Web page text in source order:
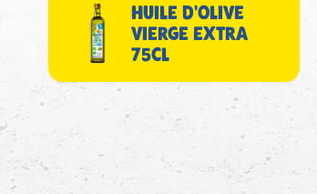
HUILE D'OLIVE
VIERGE EXTRA
75CL